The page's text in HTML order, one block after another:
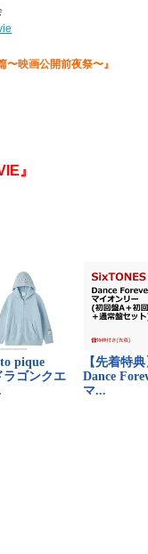
〜映画公開前夜祭〜』
』